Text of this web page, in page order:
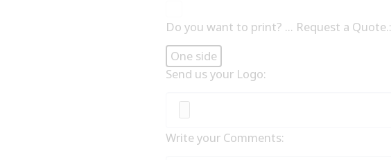
Do you want to print? ... Request a Quote.:
One side
Send us your Logo:
Write your Comments: